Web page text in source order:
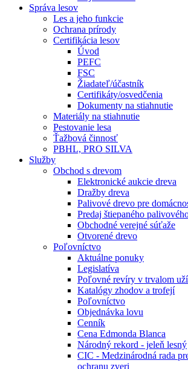
Správa lesov
Les a jeho funkcie
Ochrana prírody
Certifikácia lesov
Úvod
PEFC
FSC
Žiadateľ/účastník
Certifikáty/osvedčenia
Dokumenty na stiahnutie
Materiály na stiahnutie
Pestovanie lesa
Ťažbová činnosť
PBHL, PRO SILVA
Služby
Obchod s drevom
Elektronické aukcie dreva
Dražby dreva
Palivové drevo pre
Predaj štiepaného
Obchodné verejné súťaže
Otvorené drevo
Poľovníctvo
Aktuálne ponuky
Legislatíva
Poľovné revíry v trvalom
Katalógy zhodov a trofejí
Poľovníctvo
Objednávka lovu
Cenník
Cena Edmonda Blanca
Národný rekord - jeleň lesný
CIC - Medzinárodná rada
ochranu zveri